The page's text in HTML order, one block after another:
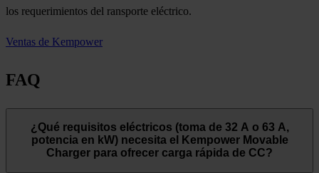
los requerimientos del ransporte eléctrico.
Ventas de Kempower
FAQ
¿Qué requisitos eléctricos (toma de 32 A o 63 A,
potencia en kW) necesita el Kempower Movable
Charger para ofrecer carga rápida de CC?